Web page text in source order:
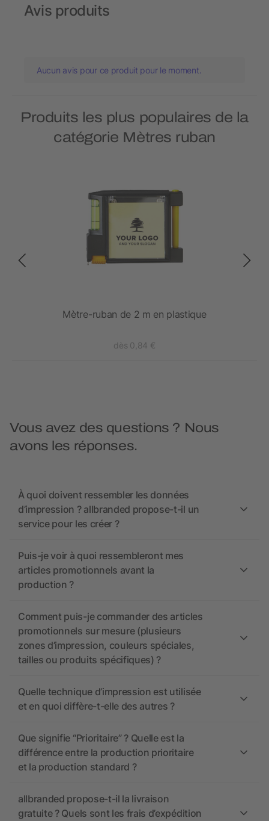
Avis produits
Aucun avis pour ce produit pour le moment.
Produits les plus populaires de la
catégorie Mètres ruban
Mètre-ruban de 2 m en plastique
dès 0,84 €
Vous avez des questions ? Nous
avons les réponses.
À quoi doivent ressembler les données
d’impression ? allbranded propose-t-il un
service pour les créer ?
Puis-je voir à quoi ressembleront mes
articles promotionnels avant la
production ?
Comment puis-je commander des articles
promotionnels sur mesure (plusieurs
zones d’impression, couleurs spéciales,
tailles ou produits spécifiques) ?
Quelle technique d’impression est utilisée
et en quoi diffère-t-elle des autres ?
Que signifie “Prioritaire” ? Quelle est la
différence entre la production prioritaire
et la production standard ?
allbranded propose-t-il la livraison
gratuite ? Quels sont les frais d’expédition